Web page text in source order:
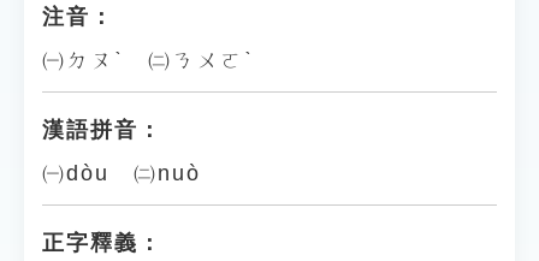
注音：
㈠ㄉㄡˋ ㈡ㄋㄨㄛˋ
漢語拼音：
㈠dòu ㈡nuò
正字釋義：